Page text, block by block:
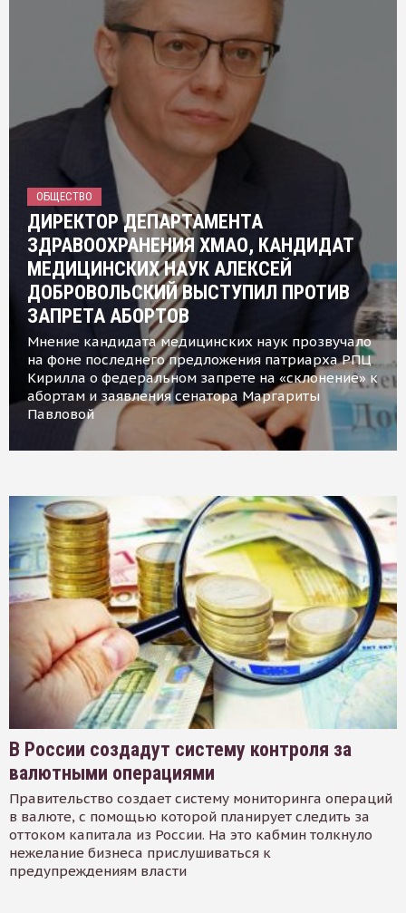
ОБЩЕСТВО
ДИРЕКТОР ДЕПАРТАМЕНТА
ЗДРАВООХРАНЕНИЯ ХМАО, КАНДИДАТ
МЕДИЦИНСКИХ НАУК АЛЕКСЕЙ
ДОБРОВОЛЬСКИЙ ВЫСТУПИЛ ПРОТИВ
ЗАПРЕТА АБОРТОВ
Мнение кандидата медицинских наук прозвучало
на фоне последнего предложения патриарха РПЦ
Кирилла о федеральном запрете на «склонение» к
абортам и заявления сенатора Маргариты
Павловой
В России создадут систему контроля за
валютными операциями
Правительство создает систему мониторинга операций
в валюте, с помощью которой планирует следить за
оттоком капитала из России. На это кабмин толкнуло
нежелание бизнеса прислушиваться к
предупреждениям власти